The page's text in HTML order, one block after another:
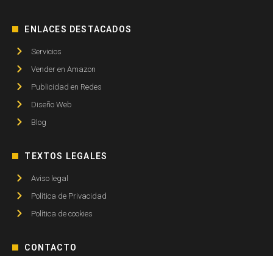
ENLACES DESTACADOS
Servicios
Vender en Amazon
Publicidad en Redes
Diseño Web
Blog
TEXTOS LEGALES
Aviso legal
Política de Privacidad
Política de cookies
CONTACTO